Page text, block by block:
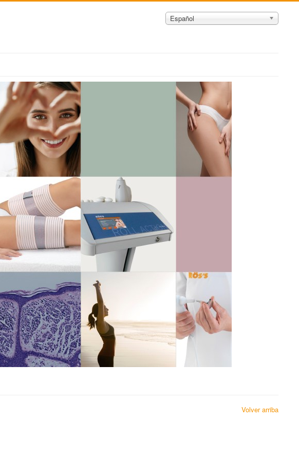
Español
Volver arriba